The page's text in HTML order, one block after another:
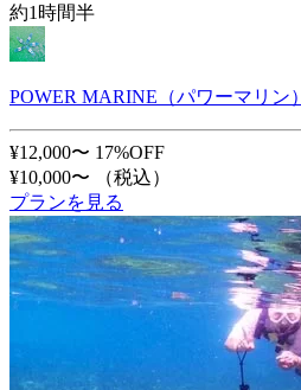
約1時間半
POWER MARINE（パワーマリン）
¥12,000〜 17%OFF
¥10,000〜
（税込）
プランを見る